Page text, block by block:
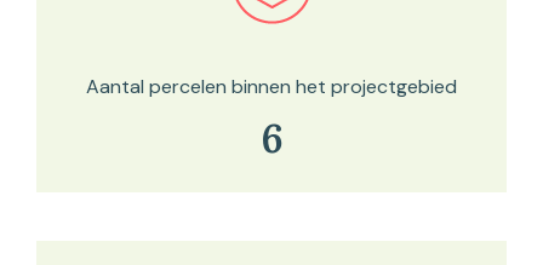
Bekijk in onze kaartviewer
Aantal percelen binnen het projectgebied
6